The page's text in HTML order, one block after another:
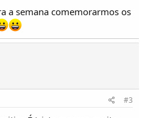
a semana comemorarmos os
#3